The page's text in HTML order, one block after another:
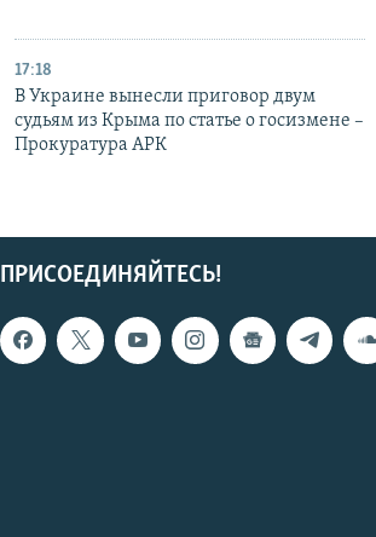
17:18
В Украине вынесли приговор двум
судьям из Крыма по статье о госизмене –
Прокуратура АРК
ПРИСОЕДИНЯЙТЕСЬ!